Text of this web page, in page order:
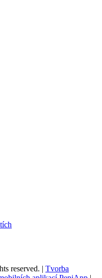
reserved. | Tvorba